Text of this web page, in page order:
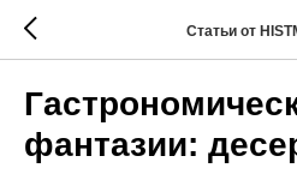
Статьи от
фантазии: